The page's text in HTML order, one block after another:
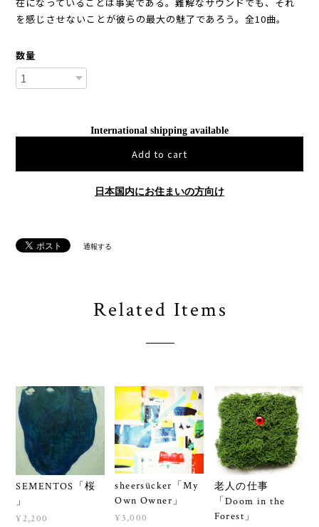
を感じさせないことが彼らの最大の魅了であろう。全10曲。
数量
International shipping available
Add to cart
日本国内にお住まいの方向け
通報する
Related Items
SEMENTOS「桜
」
¥2,200
sheersücker「My
Own Owner」
¥3,000
老人の仕事
「Doom in the
Forest」